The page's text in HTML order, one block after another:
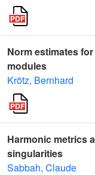
Norm estimates
modules
Krötz, Bernhard
Harmonic metrics
singularities
Sabbah, Claude